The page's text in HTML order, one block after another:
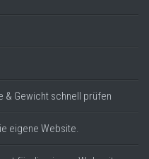
& Gewicht schnell prüfen
eigene Website.